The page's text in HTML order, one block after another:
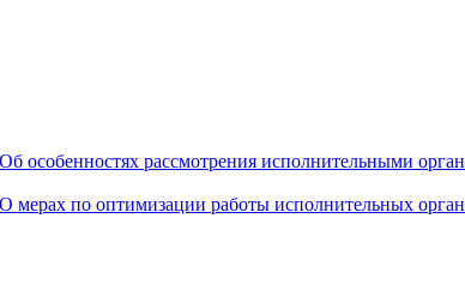
особенностях рассмотрения исполнительными
по оптимизации работы исполнительных